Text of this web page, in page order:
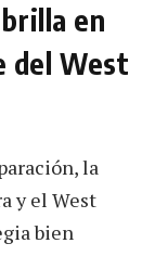
en
del West
la
y el West
bien